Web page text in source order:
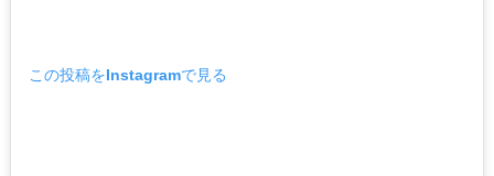
この投稿をInstagramで見る